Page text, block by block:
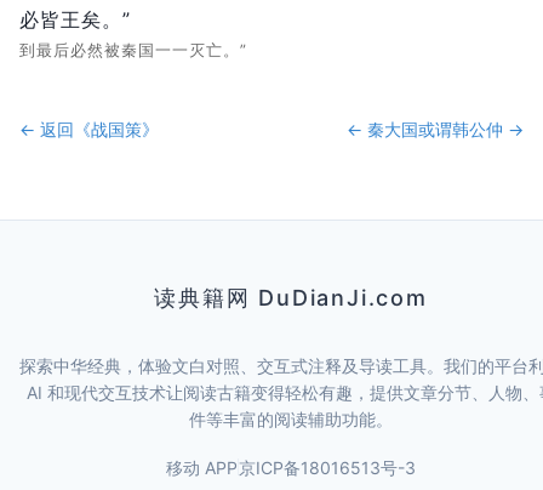
必皆王矣。”
到最后必然被秦国一一灭亡。”
← 返回《战国策》 ← 秦大国或谓韩公仲 →
读典籍网 DuDianJi.com
探索中华经典，体验文白对照、交互式注释及导读工具。我们的平台
AI 和现代交互技术让阅读古籍变得轻松有趣，提供文章分节、人物、
件等丰富的阅读辅助功能。
移动 APP京ICP备18016513号-3